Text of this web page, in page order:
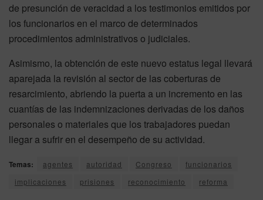
de presunción de veracidad a los testimonios emitidos por
los funcionarios en el marco de determinados
procedimientos administrativos o judiciales.
Asimismo, la obtención de este nuevo estatus legal llevará
aparejada la revisión al sector de las coberturas de
resarcimiento, abriendo la puerta a un incremento en las
cuantías de las indemnizaciones derivadas de los daños
personales o materiales que los trabajadores puedan
llegar a sufrir en el desempeño de su actividad.
Temas: agentes autoridad Congreso
funcionarios
implicaciones
prisiones reconocimiento reforma